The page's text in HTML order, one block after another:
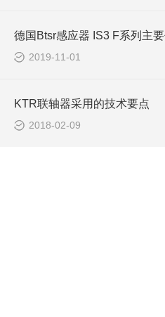
2019-11-01
KTR联轴器采用的技术要点
2018-02-09